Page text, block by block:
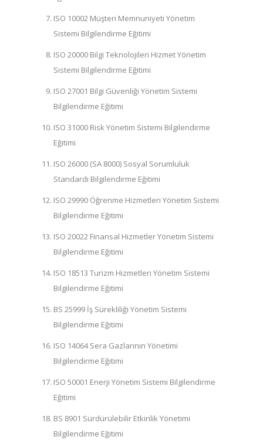
ISO 10002 Müşteri Memnuniyeti Yönetim
Sistemi Bilgilendirme Eğitimi
ISO 20000 Bilgi Teknolojileri Hizmet Yönetim
Sistemi Bilgilendirme Eğitimi
ISO 27001 Bilgi Güvenliği Yönetim Sistemi
Bilgilendirme Eğitimi
ISO 31000 Risk Yönetim Sistemi Bilgilendirme
Eğitimi
ISO 26000 (SA 8000) Sosyal Sorumluluk
Standardı Bilgilendirme Eğitimi
ISO 29990 Öğrenme Hizmetleri Yönetim Sistemi
Bilgilendirme Eğitimi
ISO 20022 Finansal Hizmetler Yönetim Sistemi
Bilgilendirme Eğitimi
ISO 18513 Turizm Hizmetleri Yönetim Sistemi
Bilgilendirme Eğitimi
BS 25999 İş Sürekliliği Yönetim Sistemi
Bilgilendirme Eğitimi
ISO 14064 Sera Gazlarının Yönetimi
Bilgilendirme Eğitimi
ISO 50001 Enerji Yönetim Sistemi Bilgilendirme
Eğitimi
BS 8901 Sürdürülebilir Etkinlik Yönetimi
Bilgilendirme Eğitimi